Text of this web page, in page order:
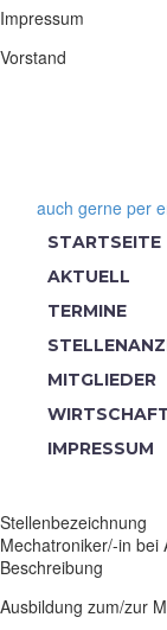
Impressum
Vorstand
auch gerne per
STARTSEITE
AKTUELL
TERMINE
MITGLIEDER
IMPRESSUM
Stellenbezeichnung
Mechatroniker/-in bei
Beschreibung
Ausbildung zum/zur